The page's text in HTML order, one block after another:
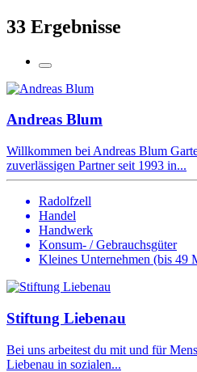
33 Ergebnisse
Andreas Blum
Willkommen bei Andreas Blum
zuverlässigen Partner seit 1993 in...
Radolfzell
Handel
Handwerk
Konsum- / Gebrauchsgüter
Kleines Unternehmen (bis 49
Stiftung Liebenau
Bei uns arbeitest du mit und für
Liebenau in sozialen...